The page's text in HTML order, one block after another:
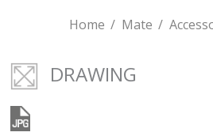
Home Mate
DRAWING